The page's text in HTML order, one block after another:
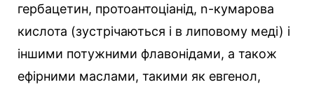
гербацетин, протоантоціанід, n-кумарова
кислота (зустрічаються і в липовому меді) і
іншими потужними флавонідами, а також
ефірними маслами, такими як евгенол,